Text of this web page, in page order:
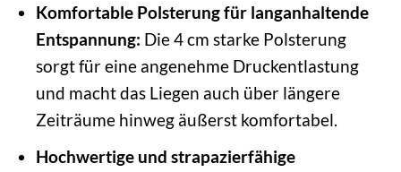
Komfortable Polsterung für langanhaltende
Entspannung: Die 4 cm starke Polsterung
sorgt für eine angenehme Druckentlastung
und macht das Liegen auch über längere
Zeiträume hinweg äußerst komfortabel.
Hochwertige und strapazierfähige